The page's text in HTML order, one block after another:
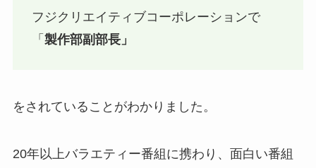
フジクリエイティブコーポレーションで
「 製作部副部長」
をされていることがわかりました。
20年以上バラエティー番組に携わり、面白い番組